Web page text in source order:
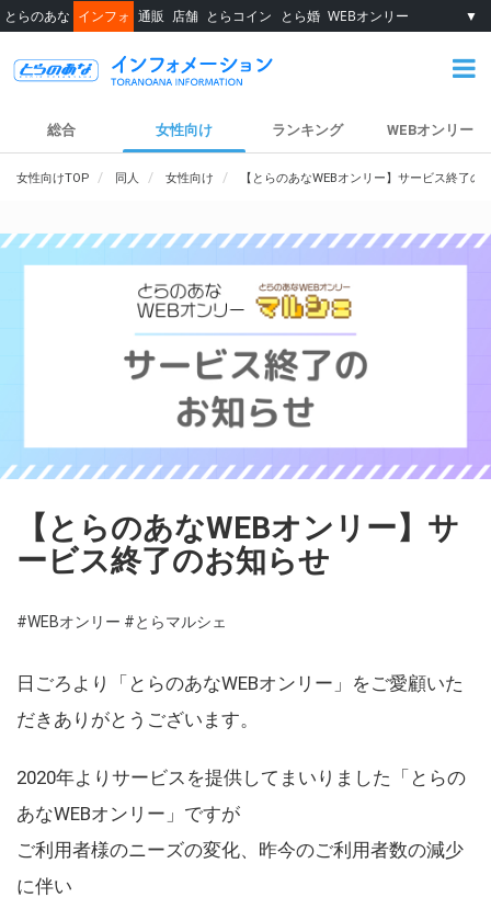
とらのあな インフォ 通販 店舗 とらコイン とら婚 WEBオンリー ▼
総合 女性向け ランキング WEBオンリー
女性向けTOP 同人 女性向け 【とらのあなWEBオンリー】サービス終了の
【とらのあなWEBオンリー】サ
ービス終了のお知らせ
#WEBオンリー #とらマルシェ
日ごろより「とらのあなWEBオンリー」をご愛顧いた
だきありがとうございます。
2020年よりサービスを提供してまいりました「とらの
あなWEBオンリー」ですが
ご利用者様のニーズの変化、昨今のご利用者数の減少
に伴い